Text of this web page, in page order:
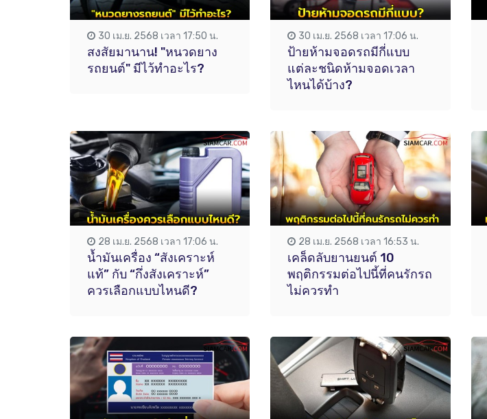
30 เม.ย. 2568 เวลา 17:50 น.
สงสัยมานาน! "หนวดยาง
รถยนต์" มีไว้ทำอะไร?
30 เม.ย. 2568 เวลา 17:06 น.
ป้ายห้ามจอดรถมีกี่แบบ
แต่ละชนิดห้ามจอดเวลา
ไหนได้บ้าง?
28 เม.ย. 2568 เวลา 17:06 น.
น้ำมันเครื่อง “สังเคราะห์
แท้” กับ “กึ่งสังเคราะห์”
ควรเลือกแบบไหนดี?
28 เม.ย. 2568 เวลา 16:53 น.
เคล็ดลับยานยนต์ 10
พฤติกรรมต่อไปนี้ที่คนรักรถ
ไม่ควรทำ